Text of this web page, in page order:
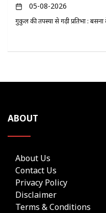
05-08-2026
गुरुकुल की तपस्या से गढ़ी प्रतिभा :
ABOUT
About Us
Contact Us
Privacy Policy
Disclaimer
Terms & Conditions